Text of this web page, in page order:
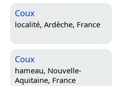
Coux
localité, Ardèche, France
Coux
hameau, Nouvelle-
Aquitaine, France